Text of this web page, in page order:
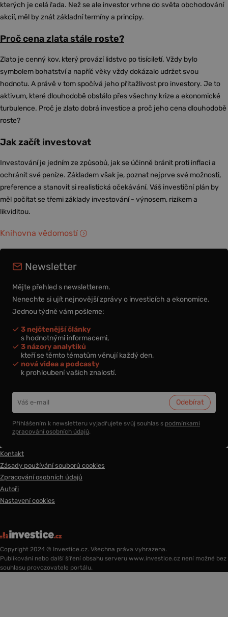
kterých je celá řada. Než se ale investor vrhne do světa obchodování
akcií, měl by znát základní termíny a principy.
Proč cena zlata stále roste?
Zlato je cenný kov, který provází lidstvo po tisíciletí. Vždy bylo
symbolem bohatství a napříč věky vždy dokázalo udržet svou
hodnotu. A právě v tom spočívá jeho přitažlivost pro investory. Je to
aktivum, které dlouhodobě obstálo přes všechny krize a ekonomické
turbulence. Proč je zlato dobrá investice a proč jeho cena dlouhodobě
roste?
Jak začít investovat
Investování je jedním ze způsobů, jak se účinně bránit proti inflaci a
ochránit své peníze. Základem však je, poznat nejprve své možnosti,
preference a stanovit si realistická očekávání. Váš investiční plán by
měl počítat se třemi základy investování - výnosem, rizikem a
likviditou.
Knihovna vědomostí
Newsletter
Mějte přehled s newsletterem.
Nenechte si ujít nejnovější zprávy o investicích a ekonomice.
Jednou týdně vám pošleme:
3 nejčtenější články
s hodnotnými informacemi,
3 názory analytiků
kteří se těmto tématům věnují každý den,
nová videa a podcasty
k prohloubení vašich znalostí.
Přihlášením k newsletteru vyjadřujete svůj souhlas s podmínkami
zpracování osobních údajů.
Kontakt
Zásady používání souborů cookies
Zpracování osobních údajů
Autoři
Nastavení cookies
Copyright 2024 © Investice.cz. Všechna práva vyhrazena.
Publikování nebo další šíření obsahu serveru www.investice.cz není možné bez
souhlasu provozovatele portálu.